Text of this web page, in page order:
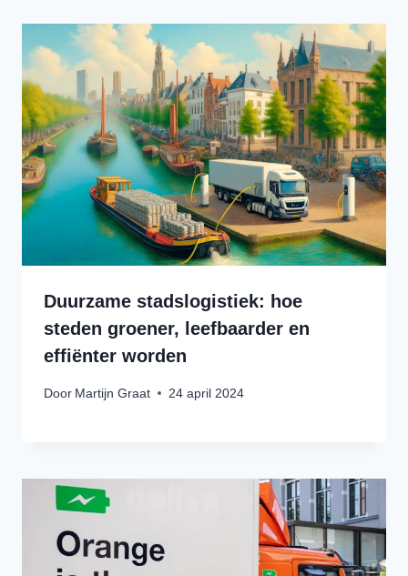
Duurzame stadslogistiek: hoe
steden groener, leefbaarder en
effiënter worden
Door Martijn Graat 24 april 2024